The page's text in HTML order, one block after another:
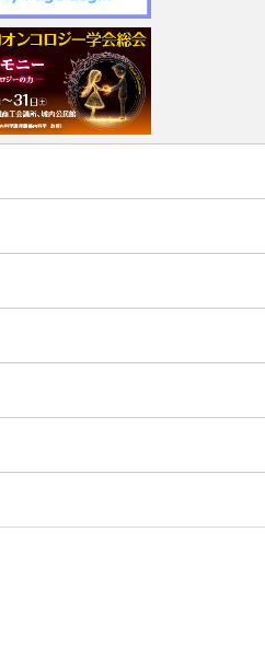
特集記事について
研修会」開催について
診療に携わる医師等に対す
のお知らせ
問題への心理社会的支援の
大会・プレセミナー